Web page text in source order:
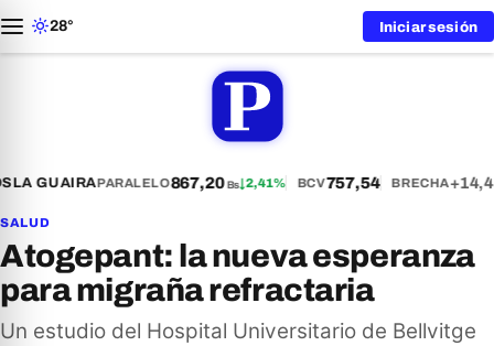
28° Iniciar sesión
LA GUAIRAPARALELO867,20Bs↓2,41% BCV757,54 BRECHA
SALUD
Atogepant: la nueva esperanza
para migraña refractaria
Un estudio del Hospital Universitario de Bellvitge